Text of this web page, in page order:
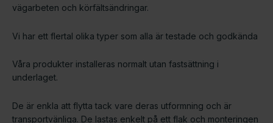
vägarbeten och körfältsändringar.
Vi har ett flertal olika typer som alla är testade och godkända
Våra produkter installeras normalt utan fastsättning i
underlaget.
De är enkla att flytta tack vare deras utformning och är
transportvänliga. De lastas enkelt på ett flak och monteringen